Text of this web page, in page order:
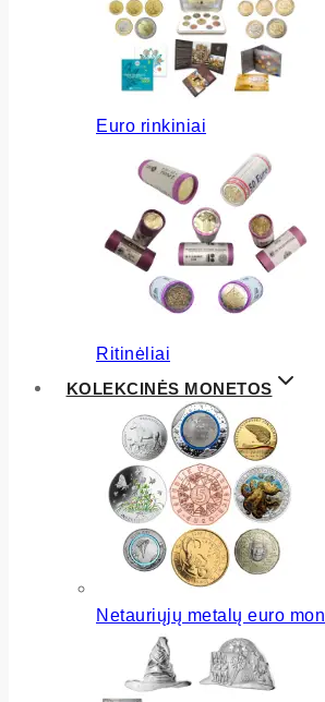
Euro rinkiniai
Ritinėliai
KOLEKCINĖS MONETOS
Netauriųjų metalų euro